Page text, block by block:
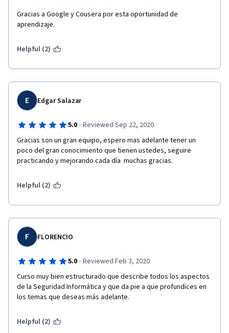
Gracias a Google y Cousera por esta oportunidad de
aprendizaje.
Helpful (2)
E Edgar Salazar
5.0 · Reviewed Sep 22, 2020
Gracias son un gran equipo, espero mas adelante tener un
poco del gran conocimiento que tienen ustedes, seguire
practicando y mejorando cada día  muchas gracias.
Helpful (2)
F FLORENCIO
5.0 · Reviewed Feb 3, 2020
Curso muy bien estructurado que describe todos los aspectos
de la Seguridad Informática y que da pie a que profundices en
los temas que deseas más adelante.
Helpful (2)